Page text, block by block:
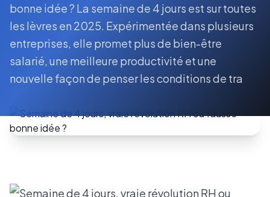
bonne idée ? La semaine de 4 jours est sur toutes
les lèvres en 2025. Expérimentée dans plusieurs
entreprises, elle promet plus de bien-être
salarié, une meilleure productivité et une
nouvelle façon de penser les conditions de tra